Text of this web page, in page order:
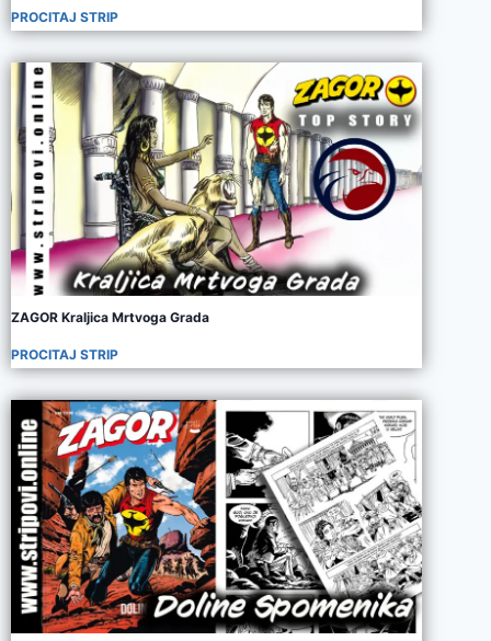
PROCITAJ STRIP
ZAGOR Kraljica Mrtvoga Grada
PROCITAJ STRIP